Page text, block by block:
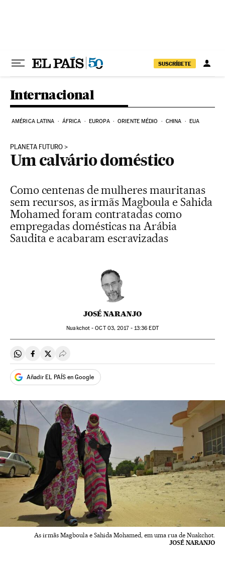
SUSCRÍBETE
Internacional
AMÉRICA LATINA ÁFRICA EUROPA ORIENTE MÉDIO CHINA EUA
PLANETA FUTURO
Um calvário doméstico
Como centenas de mulheres mauritanas
sem recursos, as irmãs Magboula e Sahida
Mohamed foram contratadas como
empregadas domésticas na Arábia
Saudita e acabaram escravizadas
JOSÉ NARANJO
Nuakchot -OCT03, 2017 - 13:36 EDT
Compartir en Whatsapp
Compartir en Facebook
Compartir en Twitter
Desplegar Redes Sociales
Añadir EL PAÍS en Google
As irmãs Magboula e Sahida Mohamed, em uma rua de Nuakchot.
JOSÉ NARANJO